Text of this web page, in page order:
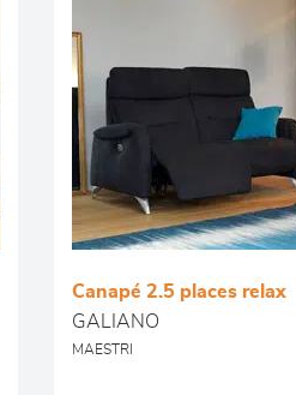
Canapé 2.5 places relax
GALIANO
MAESTRI